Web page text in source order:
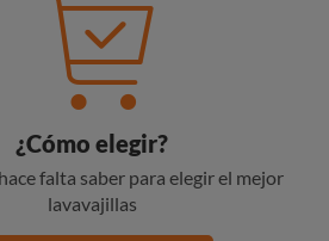
¿Cómo elegir?
falta saber para elegir el mejor
lavavajillas